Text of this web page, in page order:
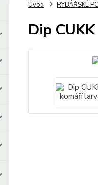
Úvod RYBÁŘSKÉ
Dip